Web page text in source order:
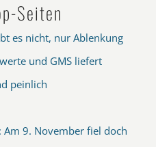
Seiten
es nicht, nur Ablenkung
und GMS liefert
peinlich
Am 9. November fiel doch